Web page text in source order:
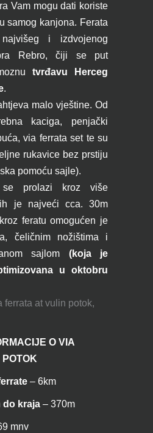
Vam mogu dati koriste
samog kanjona. Ferata
i izdvojenog
Rebro, čiji se put
tvrđavu Herceg
.
malo vještine. Od
kaciga, penjački
via ferrata set te su
rukavice bez prstiju
pomoću sajle).
se prolazi kroz više
je najveći cca. 30m
feratu omogućen je
čeličnim nožištima i
sajlom (koja je
u oktobru
IJE O VIA
POTOK
– 6km
do kraja – 370m
mnv